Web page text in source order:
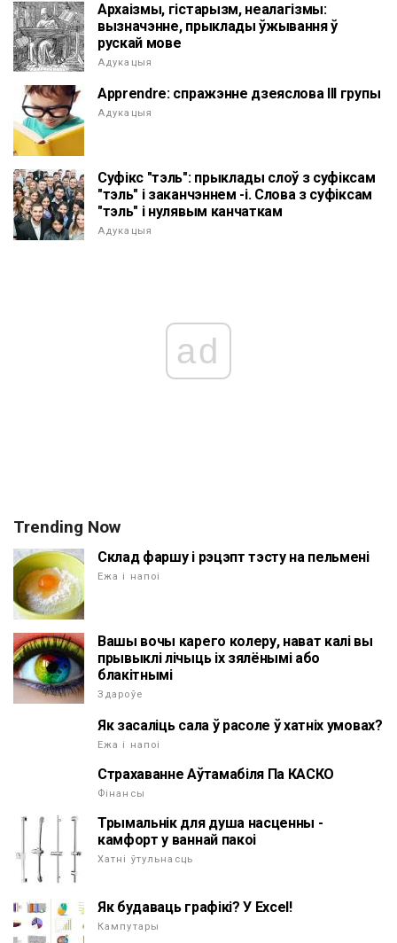
Архаізмы, гістарызм, неалагізмы:
вызначэнне, прыклады ўжывання ў
рускай мове
Адукацыя
Apprendre: спражэнне дзеяслова III групы
Адукацыя
Суфікс "тэль": прыклады слоў з суфіксам
"тэль" і заканчэннем -і. Слова з суфіксам
"тэль" і нулявым канчаткам
Адукацыя
ad
Trending Now
Склад фаршу і рэцэпт тэсту на пельмені
Ежа і напоі
Вашы вочы карего колеру, нават калі вы
прывыклі лічыць іх зялёнымі або
блакітнымі
Здароўе
Як засаліць сала ў расоле ў хатніх умовах?
Ежа і напоі
Страхаванне Аўтамабіля Па КАСКО
Фінансы
Трымальнік для душа насценны -
камфорт у ваннай пакоі
Хатні ўтульнасць
Як будаваць графікі? У Excel!
Кампутары